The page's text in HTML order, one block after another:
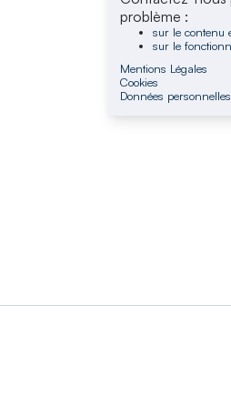
problème :
sur le contenu
sur le
Mentions Légales
Cookies
Données personnelles